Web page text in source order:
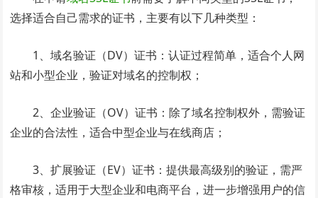
选择适合自己需求的证书，主要有以下几种类型：
1、域名验证（DV）证书：认证过程简单，适合个人网
站和小型企业，验证对域名的控制权；
2、企业验证（OV）证书：除了域名控制权外，需验证
企业的合法性，适合中型企业与在线商店；
3、扩展验证（EV）证书：提供最高级别的验证，需严
格审核，适用于大型企业和电商平台，进一步增强用户的信